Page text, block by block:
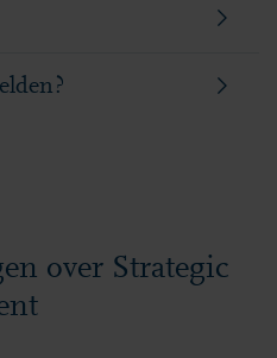
over Strategic